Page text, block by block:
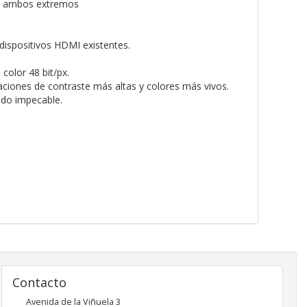
ambos extremos
HDMI existentes.
color 48 bit/px.
de contraste más altas y colores más vivos.
impecable.
Contacto
Avenida de la Viñuela 3